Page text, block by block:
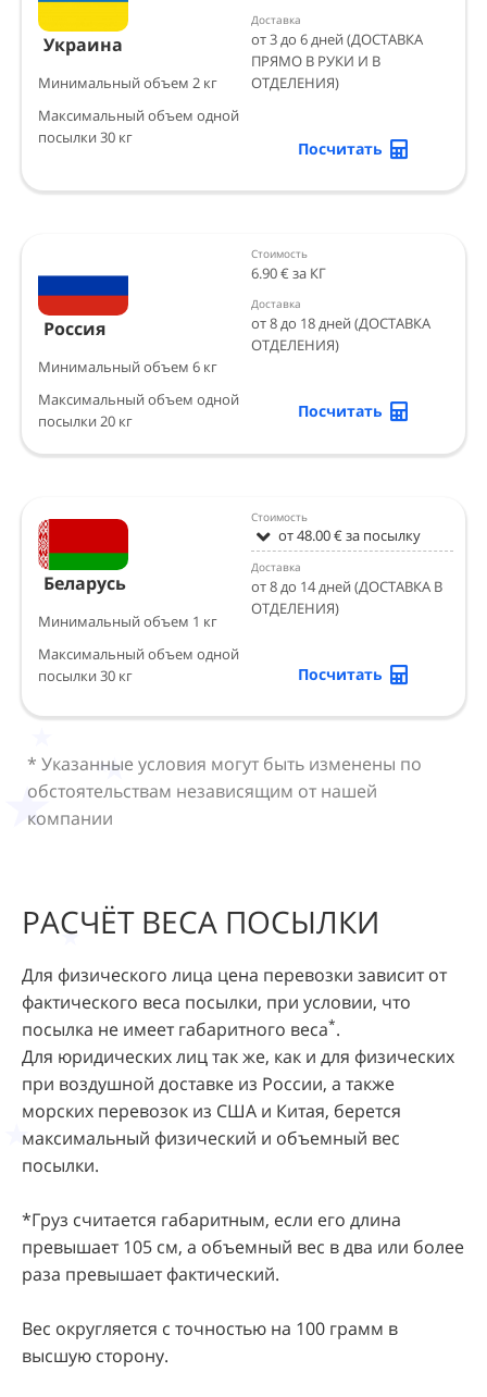
Украина
Минимальный объем 2 кг
Максимальный объем одной
посылки 30 кг
Доставка
от 3 до 6 дней (ДОСТАВКА
ПРЯМО В РУКИ И В
ОТДЕЛЕНИЯ)
Посчитать
Россия
Минимальный объем 6 кг
Максимальный объем одной
посылки 20 кг
Стоимость
6.90 € за КГ
Доставка
от 8 до 18 дней (ДОСТАВКА
ОТДЕЛЕНИЯ)
Посчитать
Беларусь
Минимальный объем 1 кг
Максимальный объем одной
посылки 30 кг
Стоимость
от 48.00 € за посылку
Доставка
от 8 до 14 дней (ДОСТАВКА В
ОТДЕЛЕНИЯ)
Посчитать
* Указанные условия могут быть изменены по
обстоятельствам независящим от нашей
компании
РАСЧЁТ ВЕСА ПОСЫЛКИ
Для физического лица цена перевозки зависит от
фактического веса посылки, при условии, что
посылка не имеет габаритного веса*.
Для юридических лиц так же, как и для физических
при воздушной доставке из России, а также
морских перевозок из США и Китая, берется
максимальный физический и объемный вес
посылки.
*Груз считается габаритным, если его длина
превышает 105 см, а объемный вес в два или более
раза превышает фактический.
Вес округляется с точностью на 100 грамм в
высшую сторону.